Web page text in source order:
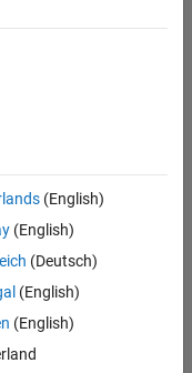
(English)
(English)
(Deutsch)
(English)
(English)